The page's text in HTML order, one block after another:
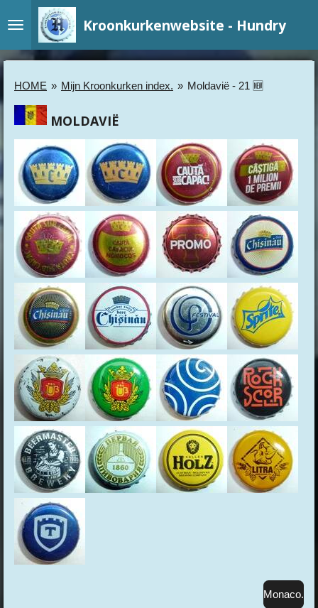
direct
naar
hoofdinhoud
Kroonkurkenwebsite - Hundry
HOME » Mijn Kroonkurken index. » Moldavië - 21 🆕
MOLDAVIË
Monaco.